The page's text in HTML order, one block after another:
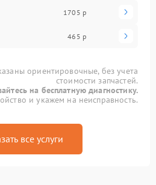
1705 р
465 р
ориентировочные, без учета
стоимости запчастей.
на бесплатную диагностику.
и укажем на неисправность.
все услуги